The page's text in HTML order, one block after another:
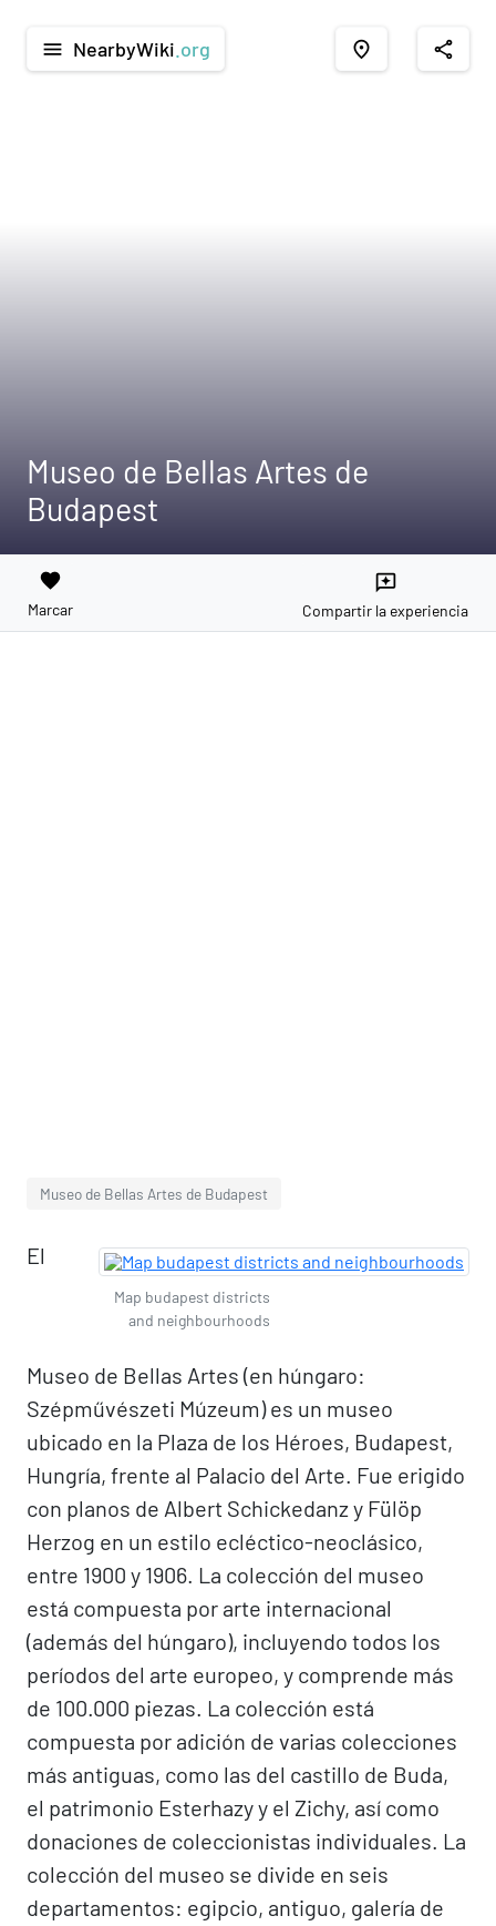
menu NearbyWiki .org place share
Museo de Bellas Artes de
Budapest
favorite
Marcar
reviews
Compartir la experiencia
Museo de Bellas Artes de Budapest
Map budapest districts
and neighbourhoods
El
Museo de Bellas Artes (en húngaro:
Szépművészeti Múzeum) es un museo
ubicado en la Plaza de los Héroes, Budapest,
Hungría, frente al Palacio del Arte. Fue erigido
con planos de Albert Schickedanz y Fülöp
Herzog en un estilo ecléctico-neoclásico,
entre 1900 y 1906. La colección del museo
está compuesta por arte internacional
(además del húngaro), incluyendo todos los
períodos del arte europeo, y comprende más
de 100.000 piezas. La colección está
compuesta por adición de varias colecciones
más antiguas, como las del castillo de Buda,
el patrimonio Esterhazy y el Zichy, así como
donaciones de coleccionistas individuales. La
colección del museo se divide en seis
departamentos: egipcio, antiguo, galería de